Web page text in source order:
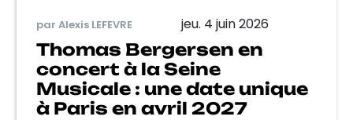
par Alexis LEFEVRE jeu. 4 juin 2026
Thomas Bergersen en
concert à la Seine
Musicale : une date unique
à Paris en avril 2027